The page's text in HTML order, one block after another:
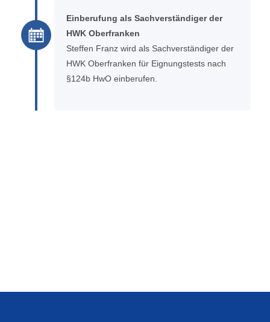
Einberufung als Sachverständiger der
HWK Oberfranken
Steffen Franz wird als Sachverständiger der
HWK Oberfranken für Eignungstests nach
§124b HwO einberufen.